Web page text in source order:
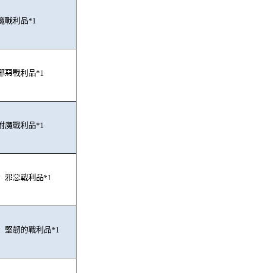
戰利品*1
惡戰利品*1
魔戰利品*1
邪惡戰利品*1
堅韌的戰利品*1